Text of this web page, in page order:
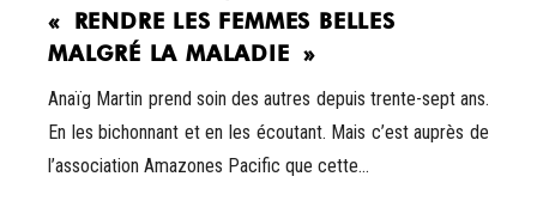
« RENDRE LES FEMMES BELLES
MALGRÉ LA MALADIE »
Anaïg Martin prend soin des autres depuis trente-sept ans.
En les bichonnant et en les écoutant. Mais c’est auprès de
l’association Amazones Pacific que cette...